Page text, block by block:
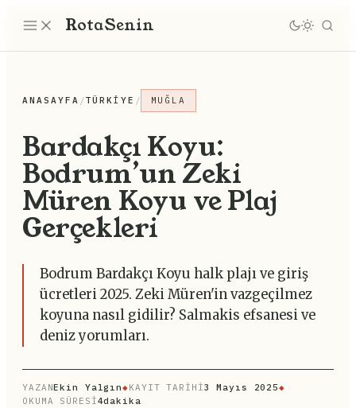
RotaSenin
ANASAYFA /TÜRKIYE / MUĞLA
Bardakçı Koyu:
Bodrum’un Zeki
Müren Koyu ve Plaj
Gerçekleri
Bodrum Bardakçı Koyu halk plajı ve giriş
ücretleri 2025. Zeki Müren'in vazgeçilmez
koyuna nasıl gidilir? Salmakis efsanesi ve
deniz yorumları.
YAZANEkin Yalgın◆KAYIT TARİHİ3 Mayıs 2025◆
OKUMA SÜRESİ4dakika